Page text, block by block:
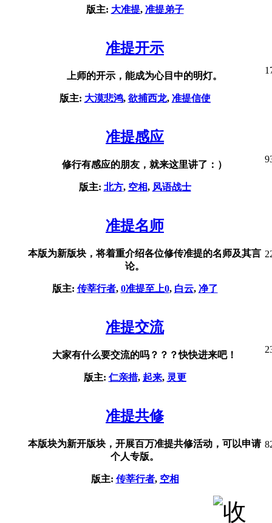
版主: 大准提, 准提弟子
准提开示
上师的开示，能成为心目中的明灯。
版主: 大漠悲鸿, 欲捕西龙, 准提信使
准提感应
修行有感应的朋友，就来这里讲了：）
版主: 北方, 空相, 风语战士
准提名师
本版为新版块，将着重介绍各位修传准提的名师及其言
论。
版主: 传莘行者, 0准提至上0, 白云, 净了
准提交流
大家有什么要交流的吗？？？快快进来吧！
版主: 仁亲措, 起来, 灵更
准提共修
本版块为新开版块，开展百万准提共修活动，可以申请
个人专版。
版主: 传莘行者, 空相